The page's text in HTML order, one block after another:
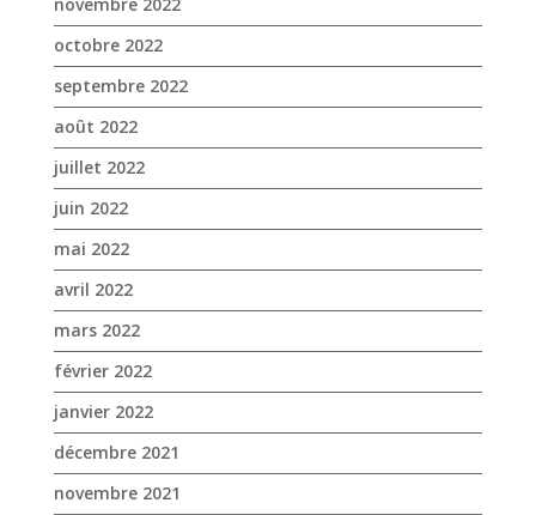
juin 2022
mai 2022
avril 2022
mars 2022
février 2022
janvier 2022
décembre 2021
novembre 2021
octobre 2021
septembre 2021
août 2021
juillet 2021
juin 2021